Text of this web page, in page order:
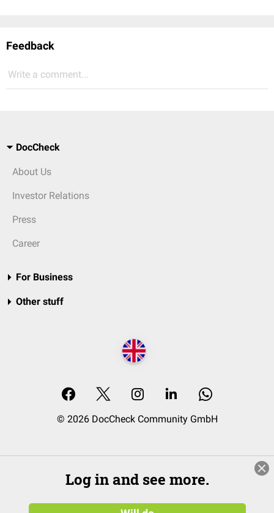
Feedback
Write a comment...
DocCheck
About Us
Investor Relations
Press
Career
For Business
Other stuff
© 2026 DocCheck Community GmbH
Log in and see more.